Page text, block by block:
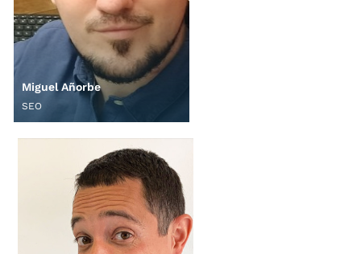
Miguel Añorbe
SEO